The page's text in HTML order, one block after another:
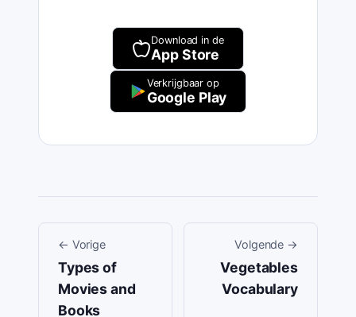
Download in de
App Store
Verkrijgbaar op
Google Play
← Vorige
Types of
Movies and
Books
Volgende →
Vegetables
Vocabulary